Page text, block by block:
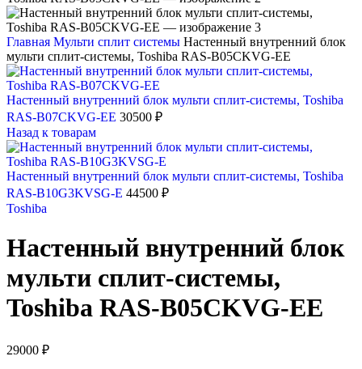
Главная Мульти сплит системы Настенный внутренний блок
мульти сплит-системы, Toshiba RAS-B05CKVG-EE
Настенный внутренний блок мульти сплит-системы, Toshiba
RAS-B07CKVG-EE 30500 ₽
Назад к товарам
Настенный внутренний блок мульти сплит-системы, Toshiba
RAS-B10G3KVSG-E 44500 ₽
Toshiba
Настенный внутренний блок
мульти сплит-системы,
Toshiba RAS-B05CKVG-EE
29000 ₽